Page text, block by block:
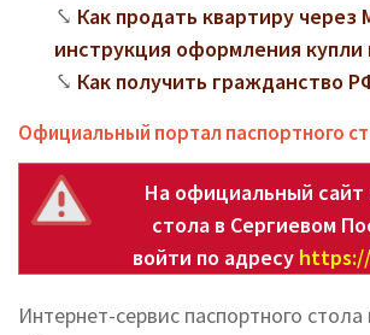
Как продать квартиру
инструкция оформления
Как получить гражданство
Официальный портал паспортного
На официальный сайт
стола в Сергиевом
войти по адресу
Интернет-сервис паспортного